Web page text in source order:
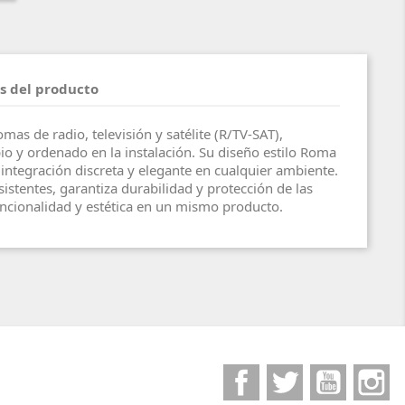
del producto
de radio, televisión y satélite (R/TV-SAT),
y ordenado en la instalación. Su diseño estilo Roma
discreta y elegante en cualquier ambiente.
garantiza durabilidad y protección de las
y estética en un mismo producto.
FacebookTwitter YouTube